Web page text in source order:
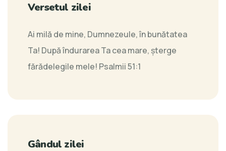
Versetul zilei
Ai milă de mine, Dumnezeule, în bunătatea
Ta! După îndurarea Ta cea mare, şterge
fărădelegile mele! Psalmii 51:1
Gândul zilei